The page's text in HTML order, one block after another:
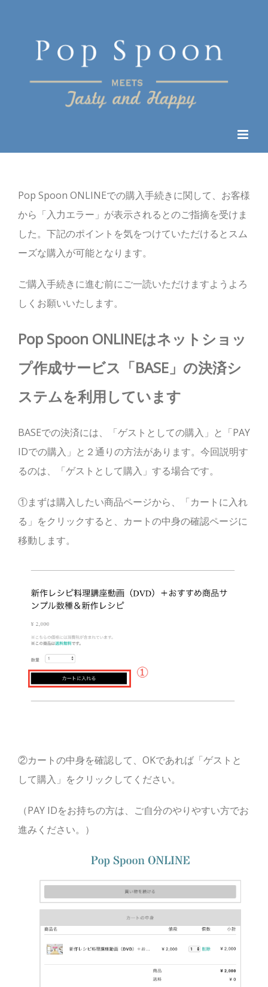
Pop Spoon ONLINEでの購入手続きに関して、お客様
から「入力エラー」が表示されるとのご指摘を受けま
した。下記のポイントを気をつけていただけるとスム
ーズな購入が可能となります。
ご購入手続きに進む前にご一読いただけますようよろ
しくお願いいたします。
Pop Spoon ONLINEはネットショッ
プ作成サービス「BASE」の決済シ
ステムを利用しています
BASEでの決済には、「ゲストとしての購入」と「PAY
IDでの購入」と２通りの方法があります。今回説明す
るのは、「ゲストとして購入」する場合です。
①まずは購入したい商品ページから、「カートに入れ
る」をクリックすると、カートの中身の確認ページに
移動します。
②カートの中身を確認して、OKであれば「ゲストと
して購入」をクリックしてください。
（PAY IDをお持ちの方は、ご自分のやりやすい方でお
進みください。）